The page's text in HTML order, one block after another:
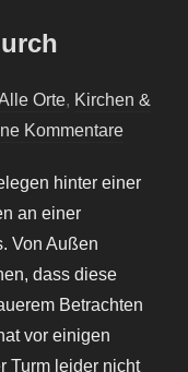
Orte, Kirchen &
Kommentare
hinter einer
an einer
Von Außen
dass diese
Betrachten
vor einigen
Turm leider nicht